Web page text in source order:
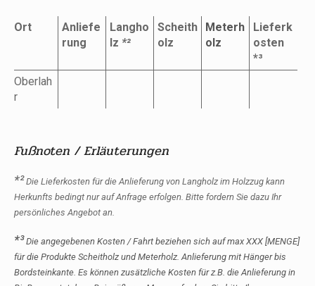
Ort
Anliefe
rung
Langho
lz *²
Scheith
olz
Meterh
olz
Lieferk
osten
*³
Oberlah
r
Fußnoten / Erläuterungen
*²Die Lieferkosten für die Anlieferung von Langholz im Holzzug kann
Herkunfts bedingt nur auf Anfrage erfolgen. Bitte fordern Sie dazu Ihr
persönliches Angebot an.
*³Die angegebenen Kosten / Fahrt beziehen sich auf max XXX [MENGE]
für die Produkte Scheitholz und Meterholz. Anlieferung mit Hänger bis
Bordsteinkante. Es können zusätzliche Kosten für z.B. die Anlieferung in